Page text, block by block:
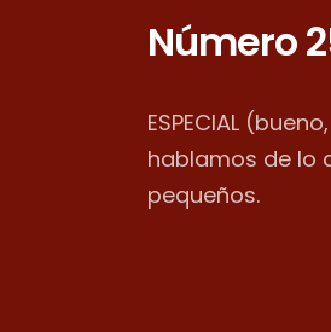
Número
ESPECIAL
hablamos de lo
pequeños.